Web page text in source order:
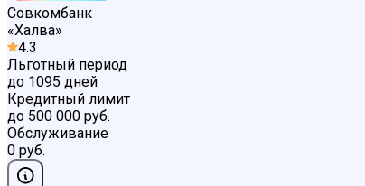
Совкомбанк
«Халва»
4.3
Льготный период
до 1095 дней
Кредитный лимит
до 500 000 руб.
Обслуживание
0 руб.